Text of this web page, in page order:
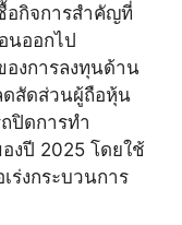
อกิจการสำคัญที่
นออกไป
งการลงทุนด้าน
ดสัดส่วนผู้ถือหุ้น
ปิดการทำ
งปี 2025 โดยใช้
ร่งกระบวนการ